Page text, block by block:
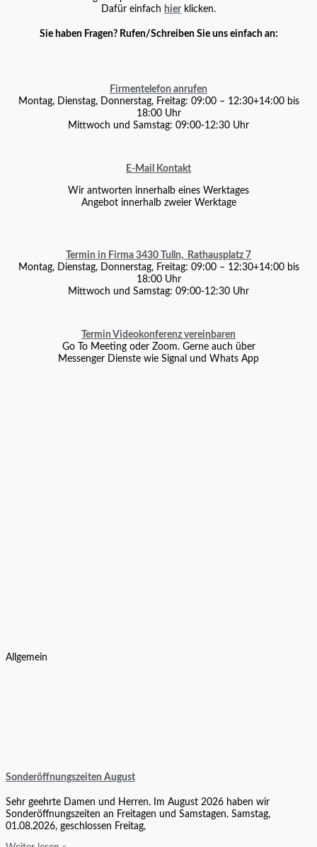
Dafür einfach hier klicken.
Sie haben Fragen? Rufen/Schreiben Sie uns einfach an:
Firmentelefon anrufen
Montag, Dienstag, Donnerstag, Freitag: 09:00 – 12:30+14:00 bis
18:00 Uhr
Mittwoch und Samstag: 09:00-12:30 Uhr
E-Mail Kontakt
Wir antworten innerhalb eines Werktages
Angebot innerhalb zweier Werktage
Termin in Firma 3430 Tulln, Rathausplatz 7
Montag, Dienstag, Donnerstag, Freitag: 09:00 – 12:30+14:00 bis
18:00 Uhr
Mittwoch und Samstag: 09:00-12:30 Uhr
Termin Videokonferenz vereinbaren
Go To Meeting oder Zoom. Gerne auch über
Messenger Dienste wie Signal und Whats App
Allgemein
Sonderöffnungszeiten August
Sehr geehrte Damen und Herren. Im August 2026 haben wir
Sonderöffnungszeiten an Freitagen und Samstagen. Samstag,
01.08.2026, geschlossen Freitag,